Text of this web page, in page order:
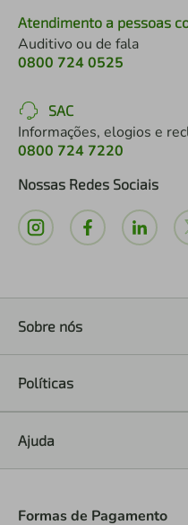
Atendimento a pessoas
Auditivo ou de fala
0800 724 0525
SAC
Informações, elogios e
0800 724 7220
Nossas Redes Sociais
Sobre nós
Políticas
Ajuda
Formas de Pagamento